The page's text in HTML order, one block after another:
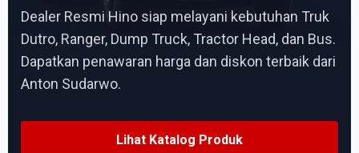
Dealer Resmi Hino siap melayani kebutuhan Truk
Dutro, Ranger, Dump Truck, Tractor Head, dan Bus.
Dapatkan penawaran harga dan diskon terbaik dari
Anton Sudarwo.
Lihat Katalog Produk